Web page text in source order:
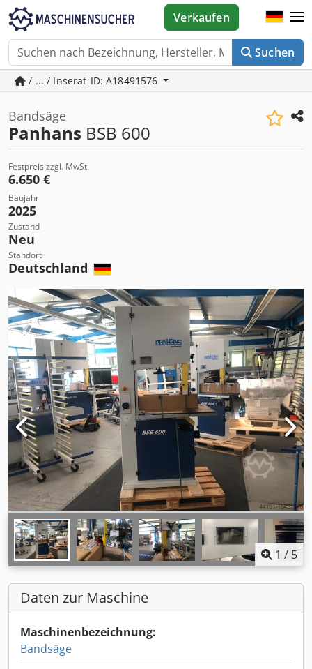
Suchen
Verkaufen
/ ... / Inserat-ID: A18491576
Bandsäge
Panhans BSB 600
Festpreis zzgl. MwSt.
6.650 €
Baujahr
2025
Zustand
Neu
Standort
Deutschland
1 / 5
Daten zur Maschine
Maschinenbezeichnung:
Bandsäge